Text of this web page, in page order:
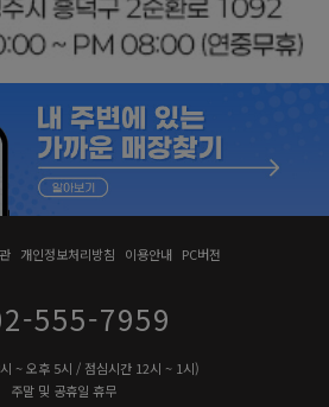
개인정보처리방침 이용안내 PC버전
555-7959
~ 오후 5시 / 점심시간 12시 ~ 1시)
주말 및 공휴일 휴무